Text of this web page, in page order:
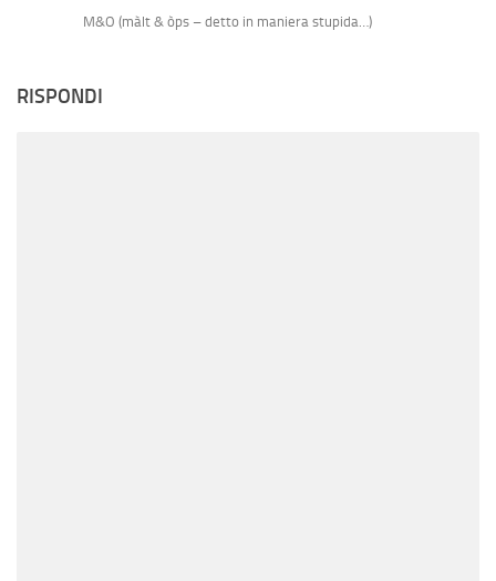
M&O (màlt & òps – detto in maniera stupida…)
RISPONDI